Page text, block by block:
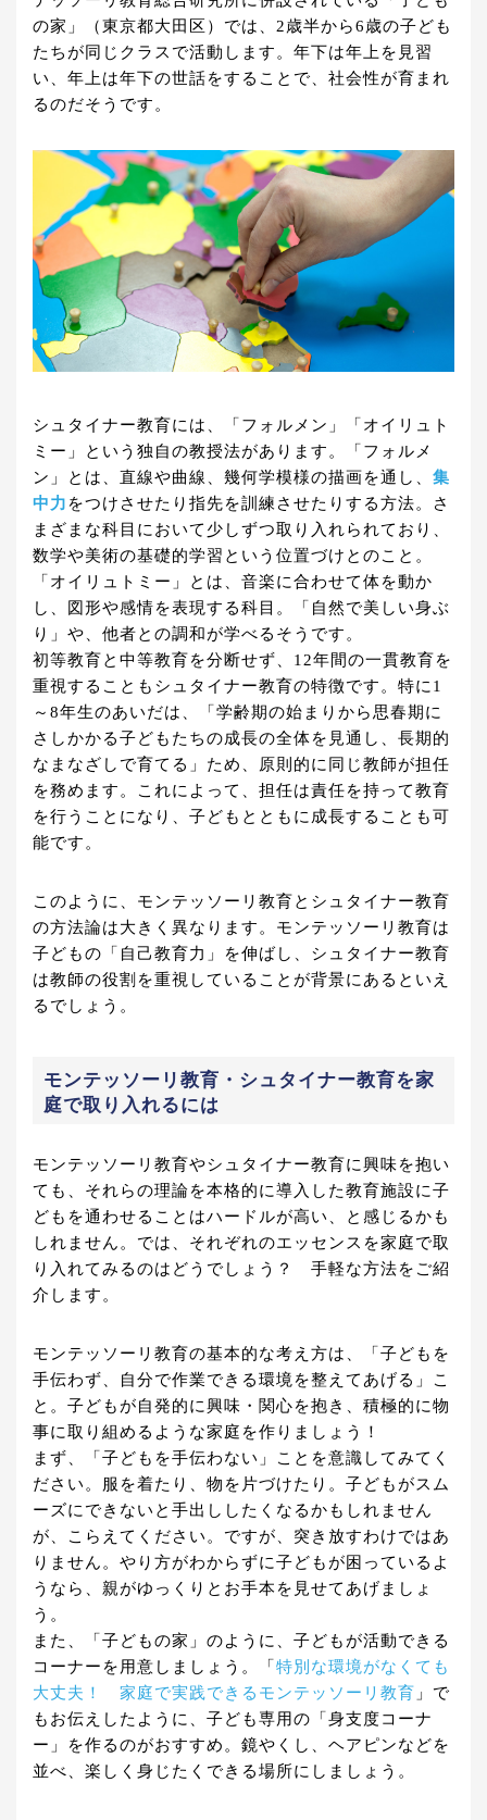
の家」（東京都大田区）では、2歳半から6歳の子ども
たちが同じクラスで活動します。年下は年上を見習
い、年上は年下の世話をすることで、社会性が育まれ
るのだそうです。
シュタイナー教育には、「フォルメン」「オイリュト
ミー」という独自の教授法があります。「フォルメ
ン」とは、直線や曲線、幾何学模様の描画を通し、 集
中力 をつけさせたり指先を訓練させたりする方法。さ
まざまな科目において少しずつ取り入れられており、
数学や美術の基礎的学習という位置づけとのこと。
「オイリュトミー」とは、音楽に合わせて体を動か
し、図形や感情を表現する科目。「自然で美しい身ぶ
り」や、他者との調和が学べるそうです。
初等教育と中等教育を分断せず、12年間の一貫教育を
重視することもシュタイナー教育の特徴です。特に1
～8年生のあいだは、「学齢期の始まりから思春期に
さしかかる子どもたちの成長の全体を見通し、長期的
なまなざしで育てる」ため、原則的に同じ教師が担任
を務めます。これによって、担任は責任を持って教育
を行うことになり、子どもとともに成長することも可
能です。
このように、モンテッソーリ教育とシュタイナー教育
の方法論は大きく異なります。モンテッソーリ教育は
子どもの「自己教育力」を伸ばし、シュタイナー教育
は教師の役割を重視していることが背景にあるといえ
るでしょう。
モンテッソーリ教育・シュタイナー教育を家
庭で取り入れるには
モンテッソーリ教育やシュタイナー教育に興味を抱い
ても、それらの理論を本格的に導入した教育施設に子
どもを通わせることはハードルが高い、と感じるかも
しれません。では、それぞれのエッセンスを家庭で取
り入れてみるのはどうでしょう？ 手軽な方法をご紹
介します。
モンテッソーリ教育の基本的な考え方は、「子どもを
手伝わず、自分で作業できる環境を整えてあげる」こ
と。子どもが自発的に興味・関心を抱き、積極的に物
事に取り組めるような家庭を作りましょう！
まず、「子どもを手伝わない」ことを意識してみてく
ださい。服を着たり、物を片づけたり。子どもがスム
ーズにできないと手出ししたくなるかもしれません
が、こらえてください。ですが、突き放すわけではあ
りません。やり方がわからずに子どもが困っているよ
うなら、親がゆっくりとお手本を見せてあげましょ
う。
また、「子どもの家」のように、子どもが活動できる
コーナーを用意しましょう。「 特別な環境がなくても
大丈夫！ 家庭で実践できるモンテッソーリ教育 」で
もお伝えしたように、子ども専用の「身支度コーナ
ー」を作るのがおすすめ。鏡やくし、ヘアピンなどを
並べ、楽しく身じたくできる場所にしましょう。